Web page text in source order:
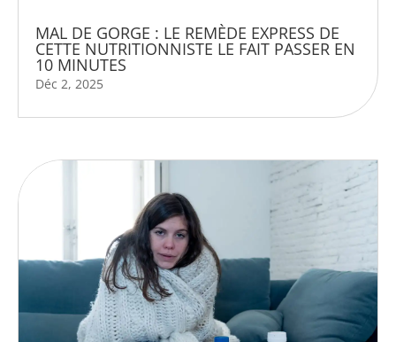
MAL DE GORGE : LE REMÈDE EXPRESS DE
CETTE NUTRITIONNISTE LE FAIT PASSER EN
10 MINUTES
Déc 2, 2025